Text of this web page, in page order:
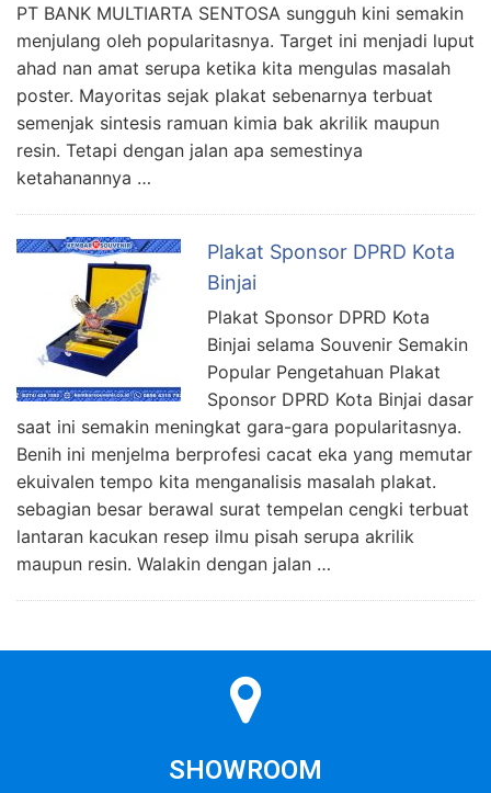
PT BANK MULTIARTA SENTOSA sungguh kini semakin
menjulang oleh popularitasnya. Target ini menjadi luput
ahad nan amat serupa ketika kita mengulas masalah
poster. Mayoritas sejak plakat sebenarnya terbuat
semenjak sintesis ramuan kimia bak akrilik maupun
resin. Tetapi dengan jalan apa semestinya
ketahanannya …
Plakat Sponsor DPRD Kota
Binjai
Plakat Sponsor DPRD Kota
Binjai selama Souvenir Semakin
Popular Pengetahuan Plakat
Sponsor DPRD Kota Binjai dasar
saat ini semakin meningkat gara-gara popularitasnya.
Benih ini menjelma berprofesi cacat eka yang memutar
ekuivalen tempo kita menganalisis masalah plakat.
sebagian besar berawal surat tempelan cengki terbuat
lantaran kacukan resep ilmu pisah serupa akrilik
maupun resin. Walakin dengan jalan …
SHOWROOM